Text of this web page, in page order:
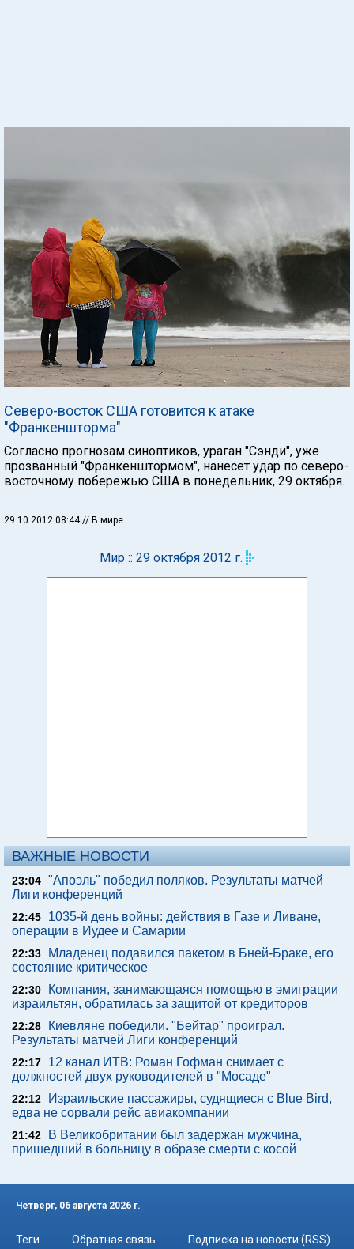
Северо-восток США готовится к атаке
"Франкеншторма"
Согласно прогнозам синоптиков, ураган "Сэнди", уже
прозванный "Франкенштормом", нанесет удар по северо-
восточному побережью США в понедельник, 29 октября.
29.10.2012 08:44// В мире
Мир :: 29 октября 2012 г.
ВАЖНЫЕ НОВОСТИ
23:04 "Апоэль" победил поляков. Результаты матчей
Лиги конференций
22:45
1035-й день войны: действия в Газе и Ливане,
операции в Иудее и Самарии
22:33
Младенец подавился пакетом в Бней-Браке, его
состояние критическое
22:30
Компания, занимающаяся помощью в эмиграции
израильтян, обратилась за защитой от кредиторов
22:28
Киевляне победили. "Бейтар" проиграл.
Результаты матчей Лиги конференций
22:17
12 канал ИТВ: Роман Гофман снимает с
должностей двух руководителей в "Мосаде"
22:12
Израильские пассажиры, судящиеся с Blue Bird,
едва не сорвали рейс авиакомпании
21:42
В Великобритании был задержан мужчина,
пришедший в больницу в образе смерти с косой
Четверг, 06 августа 2026 г.
Теги Обратная связь Подписка на новости (RSS)